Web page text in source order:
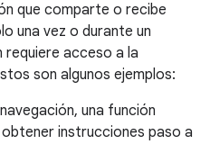
que comparte o recibe
una vez o durante un
acceso a la
son algunos ejemplos:
una función
instrucciones paso a